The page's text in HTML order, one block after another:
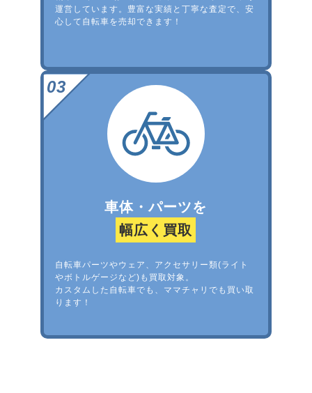
運営しています。豊富な実績と丁寧な査定で、安
心して自転車を売却できます！
車体・パーツを
幅広く買取
自転車パーツやウェア、アクセサリー類(ライト
やボトルゲージなど)も買取対象。
カスタムした自転車でも、ママチャリでも買い取
ります！